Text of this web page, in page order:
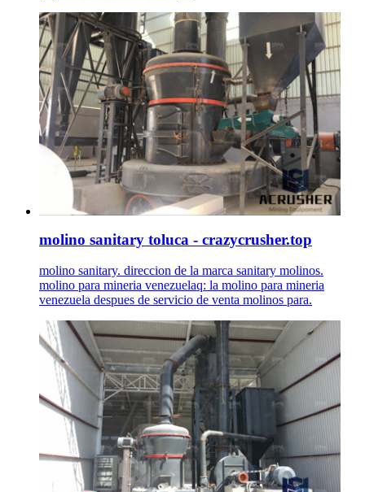
molino sanitary toluca - crazycrusher.top
molino sanitary. direccion de la marca sanitary molinos.
molino para mineria venezuelaq: la molino para mineria
venezuela despues de servicio de venta molinos para.